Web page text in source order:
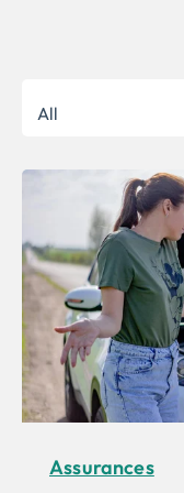
Assurances